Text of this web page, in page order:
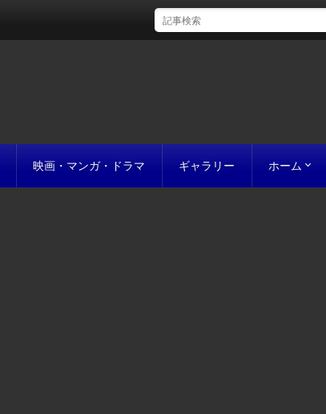
映画・マンガ・ドラマ ギャラリー ホーム